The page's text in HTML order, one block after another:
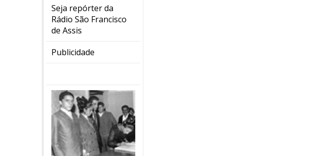
Seja repórter da
Rádio São Francisco
de Assis
Publicidade